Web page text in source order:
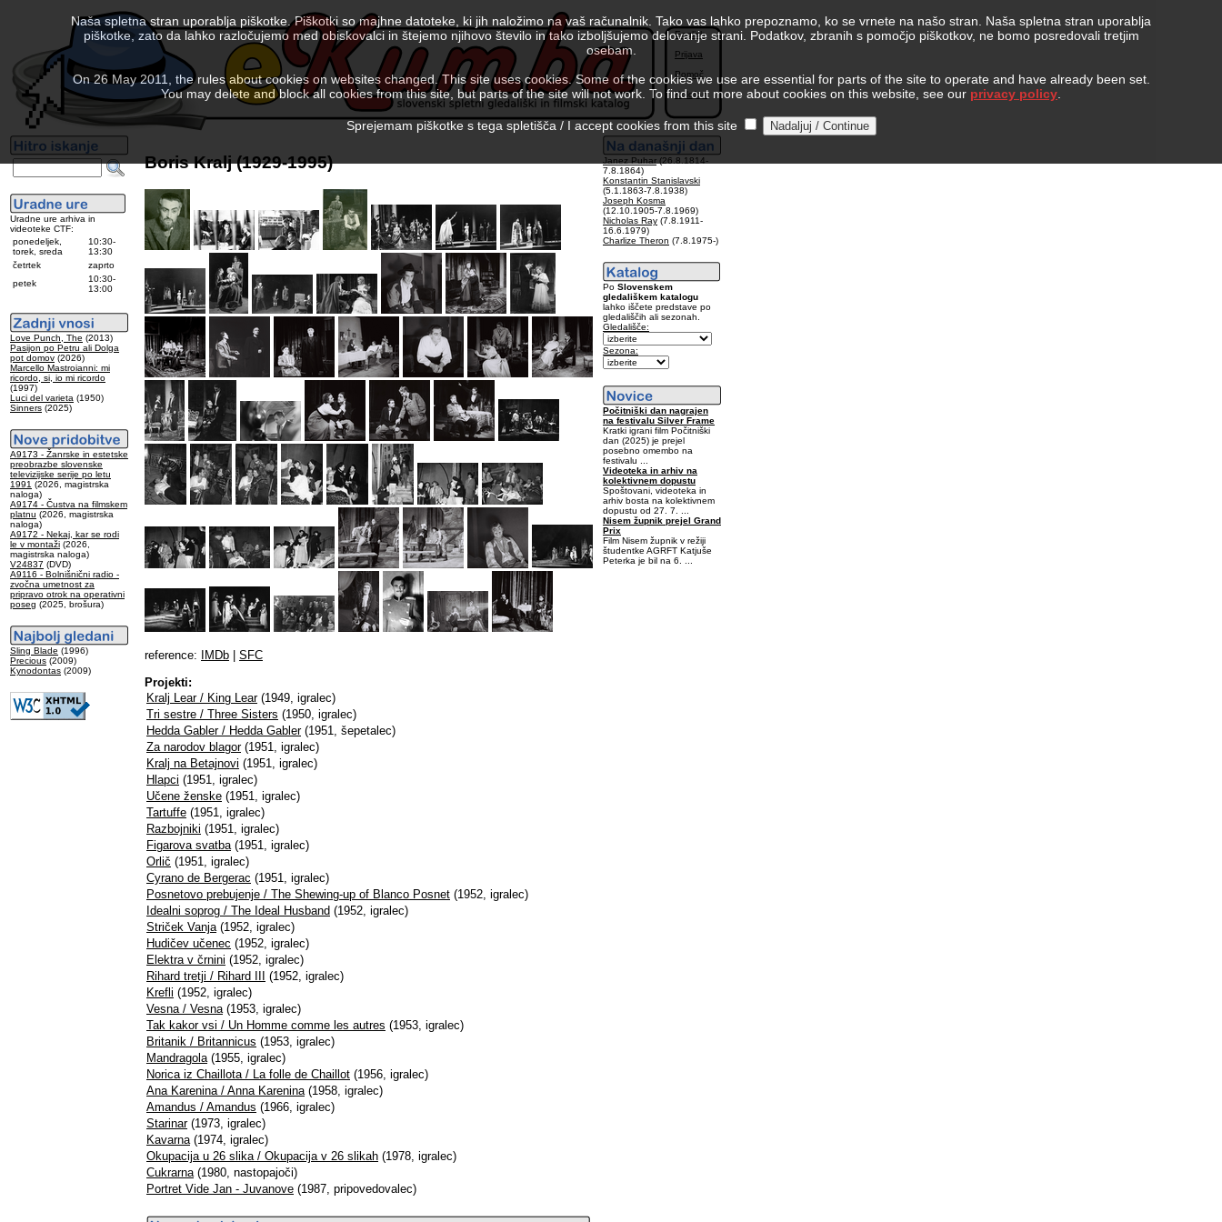
English
Prijava
Pomoč
Kolofon
Uradne ure arhiva in
videoteke CTF:
ponedeljek,
torek, sreda
10:30-
13:30
četrtek
zaprto
petek
10:30-
13:00
Love Punch, The (2013)
Pasijon po Petru ali Dolga
pot domov (2026)
Marcello Mastroianni: mi
ricordo, si, io mi ricordo
(1997)
Luci del varieta (1950)
Sinners (2025)
A9173 - Žanrske in estetske
preobrazbe slovenske
televizijske serije po letu
1991 (2026, magistrska
naloga)
A9174 - Čustva na filmskem
platnu (2026, magistrska
naloga)
A9172 - Nekaj, kar se rodi
le v montaži (2026,
magistrska naloga)
V24837 (DVD)
A9116 - Bolnišnični radio -
zvočna umetnost za
pripravo otrok na operativni
poseg (2025, brošura)
Sling Blade (1996)
Precious (2009)
Kynodontas (2009)
Boris Kralj (1929-1995)
reference: IMDb
SFC
Projekti:
Kralj Lear / King Lear(1949, igralec)
Tri sestre / Three Sisters (1950, igralec)
Hedda Gabler / Hedda Gabler(1951, šepetalec)
Za narodov blagor(1951, igralec)
Kralj na Betajnovi (1951, igralec)
Hlapci (1951, igralec)
Učene ženske (1951, igralec)
Tartuffe (1951, igralec)
Razbojniki (1951, igralec)
Figarova svatba(1951, igralec)
Orlič (1951, igralec)
Cyrano de Bergerac (1951, igralec)
Posnetovo prebujenje / The Shewing-up of Blanco Posnet (1952, igralec)
Idealni soprog / The Ideal Husband (1952, igralec)
Striček Vanja(1952, igralec)
Hudičev učenec (1952, igralec)
Elektra v črnini (1952, igralec)
Rihard tretji / Rihard III
(1952, igralec)
Krefli (1952, igralec)
Vesna / Vesna(1953, igralec)
Tak kakor vsi / Un Homme comme les autres (1953, igralec)
Britanik / Britannicus (1953, igralec)
Mandragola(1955, igralec)
Norica iz Chaillota / La folle de Chaillot (1956, igralec)
Ana Karenina / Anna Karenina(1958, igralec)
Amandus / Amandus (1966, igralec)
Starinar(1973, igralec)
Kavarna(1974, igralec)
Okupacija u 26 slika / Okupacija v 26 slikah (1978, igralec)
Cukrarna(1980, nastopajoči)
Portret Vide Jan - Juvanove (1987, pripovedovalec)
Janez Puhar (26.8.1814-
7.8.1864)
Konstantin Stanislavski
(5.1.1863-7.8.1938)
Joseph Kosma
(12.10.1905-7.8.1969)
Nicholas Ray (7.8.1911-
16.6.1979)
Charlize Theron (7.8.1975-)
Po Slovenskem
gledališkem katalogu
lahko iščete predstave po
gledališčih ali sezonah.
Gledališče:
Sezona:
Počitniški dan nagrajen
na festivalu Silver Frame
Kratki igrani film Počitniški
dan (2025) je prejel
posebno omembo na
festivalu ...
Videoteka in arhiv na
kolektivnem dopustu
Spoštovani, videoteka in
arhiv bosta na kolektivnem
dopustu od 27. 7. ...
Nisem župnik prejel Grand
Prix
Film Nisem župnik v režiji
študentke AGRFT Katjuše
Peterka je bil na 6. ...
Naša spletna stran uporablja piškotke. Piškotki so majhne datoteke, ki jih naložimo na vaš računalnik. Tako vas lahko prepoznamo, ko se vrnete na našo stran. Naša spletna stran uporablja
piškotke, zato da lahko razločujemo med obiskovalci in štejemo njihovo število in tako izboljšujemo delovanje strani. Podatkov, zbranih s pomočjo piškotkov, ne bomo posredovali tretjim
osebam.
On 26 May 2011, the rules about cookies on websites changed. This site uses cookies. Some of the cookies we use are essential for parts of the site to operate and have already been set.
You may delete and block all cookies from this site, but parts of the site will not work. To find out more about cookies on this website, see our privacy policy
Sprejemam piškotke s tega spletišča / I accept cookies from this site